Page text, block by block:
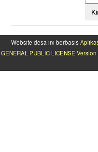
Website desa ini berbasis
GENERAL PUBLIC LICENSE Version